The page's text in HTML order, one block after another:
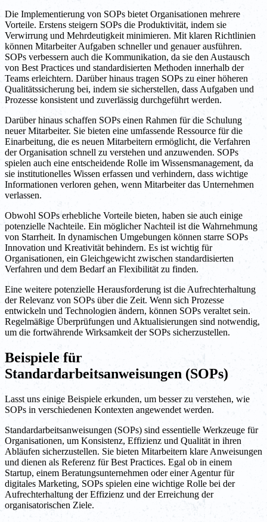
Die Implementierung von SOPs bietet Organisationen mehrere
Vorteile. Erstens steigern SOPs die Produktivität, indem sie
Verwirrung und Mehrdeutigkeit minimieren. Mit klaren Richtlinien
können Mitarbeiter Aufgaben schneller und genauer ausführen.
SOPs verbessern auch die Kommunikation, da sie den Austausch
von Best Practices und standardisierten Methoden innerhalb der
Teams erleichtern. Darüber hinaus tragen SOPs zu einer höheren
Qualitätssicherung bei, indem sie sicherstellen, dass Aufgaben und
Prozesse konsistent und zuverlässig durchgeführt werden.
Darüber hinaus schaffen SOPs einen Rahmen für die Schulung
neuer Mitarbeiter. Sie bieten eine umfassende Ressource für die
Einarbeitung, die es neuen Mitarbeitern ermöglicht, die Verfahren
der Organisation schnell zu verstehen und anzuwenden. SOPs
spielen auch eine entscheidende Rolle im Wissensmanagement, da
sie institutionelles Wissen erfassen und verhindern, dass wichtige
Informationen verloren gehen, wenn Mitarbeiter das Unternehmen
verlassen.
Obwohl SOPs erhebliche Vorteile bieten, haben sie auch einige
potenzielle Nachteile. Ein möglicher Nachteil ist die Wahrnehmung
von Starrheit. In dynamischen Umgebungen können starre SOPs
Innovation und Kreativität behindern. Es ist wichtig für
Organisationen, ein Gleichgewicht zwischen standardisierten
Verfahren und dem Bedarf an Flexibilität zu finden.
Eine weitere potenzielle Herausforderung ist die Aufrechterhaltung
der Relevanz von SOPs über die Zeit. Wenn sich Prozesse
entwickeln und Technologien ändern, können SOPs veraltet sein.
Regelmäßige Überprüfungen und Aktualisierungen sind notwendig,
um die fortwährende Wirksamkeit der SOPs sicherzustellen.
Beispiele für
Standardarbeitsanweisungen (SOPs)
Lasst uns einige Beispiele erkunden, um besser zu verstehen, wie
SOPs in verschiedenen Kontexten angewendet werden.
Standardarbeitsanweisungen (SOPs) sind essentielle Werkzeuge für
Organisationen, um Konsistenz, Effizienz und Qualität in ihren
Abläufen sicherzustellen. Sie bieten Mitarbeitern klare Anweisungen
und dienen als Referenz für Best Practices. Egal ob in einem
Startup, einem Beratungsunternehmen oder einer Agentur für
digitales Marketing, SOPs spielen eine wichtige Rolle bei der
Aufrechterhaltung der Effizienz und der Erreichung der
organisatorischen Ziele.